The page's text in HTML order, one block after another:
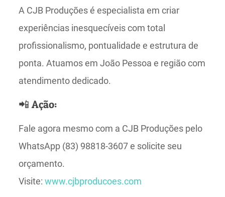
A CJB Produções é especialista em criar
experiências inesquecíveis com total
profissionalismo, pontualidade e estrutura de
ponta. Atuamos em João Pessoa e região com
atendimento dedicado.
📲 Ação:
Fale agora mesmo com a CJB Produções pelo
WhatsApp (83) 98818-3607 e solicite seu
orçamento.
Visite: www.cjbproducoes.com